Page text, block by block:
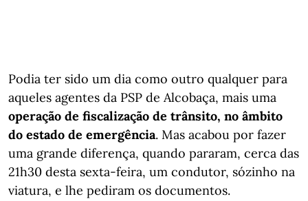
Podia ter sido um dia como outro qualquer para
aqueles agentes da PSP de Alcobaça, mais uma
operação de fiscalização de trânsito, no âmbito
do estado de emergência. Mas acabou por fazer
uma grande diferença, quando pararam, cerca das
21h30 desta sexta-feira, um condutor, sózinho na
viatura, e lhe pediram os documentos.